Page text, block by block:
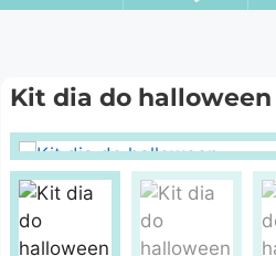
Kit dia do halloween